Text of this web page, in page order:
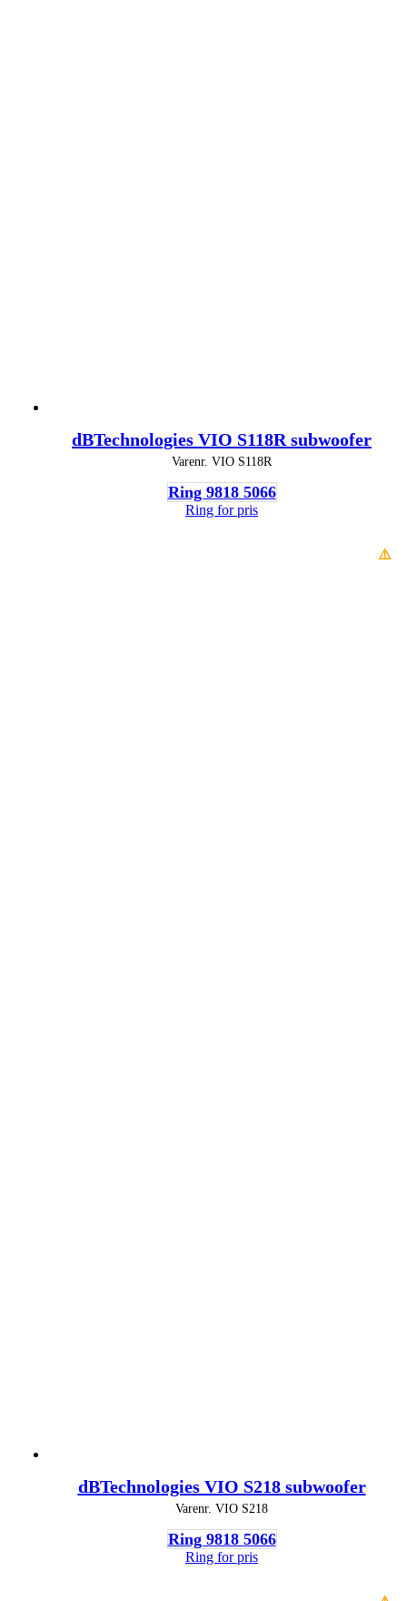
dBTechnologies VIO S118R subwoofer
Varenr. VIO S118R
Ring 9818 5066
Ring for pris
⚠️
dBTechnologies VIO S218 subwoofer
Varenr. VIO S218
Ring 9818 5066
Ring for pris